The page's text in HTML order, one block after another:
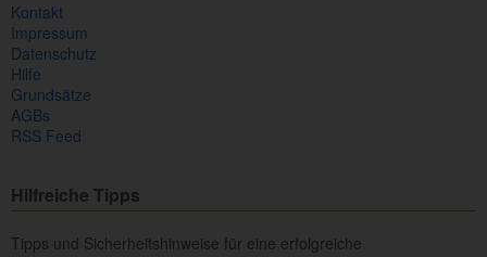
Kontakt
Impressum
Datenschutz
Hilfe
Grundsätze
AGBs
RSS Feed
Hilfreiche Tipps
Tipps und Sicherheitshinweise für eine erfolgreiche